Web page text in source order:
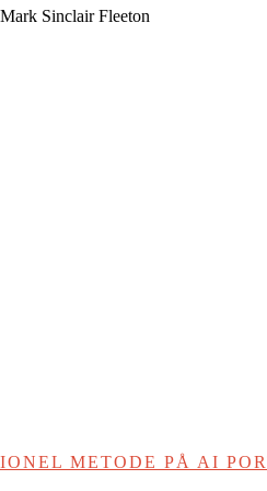
Sinclair Fleeton
METODE PÅ AI